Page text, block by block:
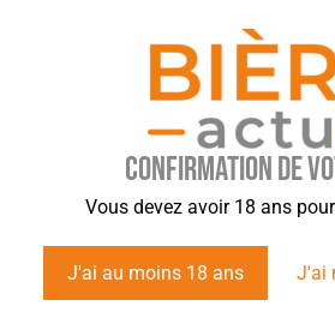
Confirmation de
Vous devez avoir 18 ans
J'ai au moins 18 ans J'ai